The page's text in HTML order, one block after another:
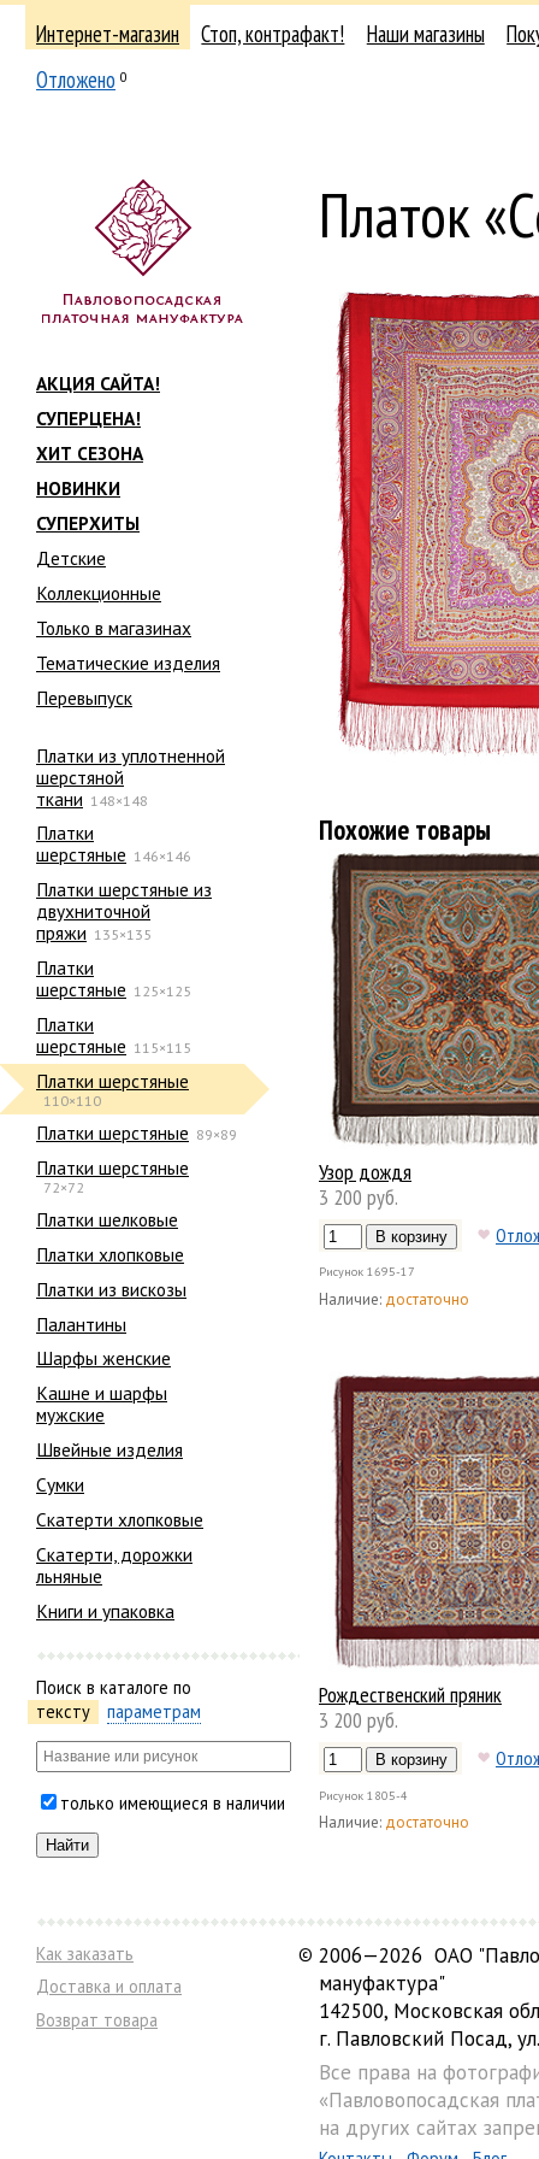
Интернет-магазин Стоп, контрафакт! Наши магазины
Отложено 0
АКЦИЯ САЙТА!
СУПЕРЦЕНА!
ХИТ СЕЗОНА
НОВИНКИ
СУПЕРХИТЫ
Детские
Коллекционные
Только в магазинах
Тематические изделия
Перевыпуск
Платки из уплотненной
шерстяной
ткани 148×148
Платки
шерстяные 146×146
Платки шерстяные из
двухниточной
пряжи 135×135
Платки
шерстяные 125×125
Платки
шерстяные 115×115
Платки шерстяные
110×110
Платки шерстяные 89×89
Платки шерстяные
72×72
Платки шелковые
Платки хлопковые
Платки из вискозы
Палантины
Шарфы женские
Кашне и шарфы
мужские
Швейные изделия
Сумки
Скатерти хлопковые
Скатерти, дорожки
льняные
Книги и упаковка
Поиск в каталоге по
тексту
параметрам
только имеющиеся в наличии
Платок
Похожие товары
Узор дождя
3 200 руб.
Рисунок 1695-17
Наличие: достаточно
Рождественский пряник
3 200 руб.
Рисунок 1805-4
Наличие: достаточно
Как заказать
Доставка и оплата
Возврат товара
© 2006—2026 ОАО
мануфактура"
142500, Московская
г. Павловский Посад,
Все права на
«Павловопосадская
на других сайтах